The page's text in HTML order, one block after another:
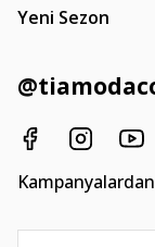
Yeni Sezon